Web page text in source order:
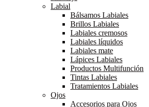
Labial
Bálsamos Labiales
Brillos Labiales
Labiales cremosos
Labiales líquidos
Labiales mate
Lápices Labiales
Productos Multifunción
Tintas Labiales
Tratamientos Labiales
Ojos
Accesorios para Ojos